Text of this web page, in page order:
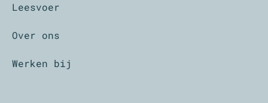
Leesvoer
Over ons
Werken bij